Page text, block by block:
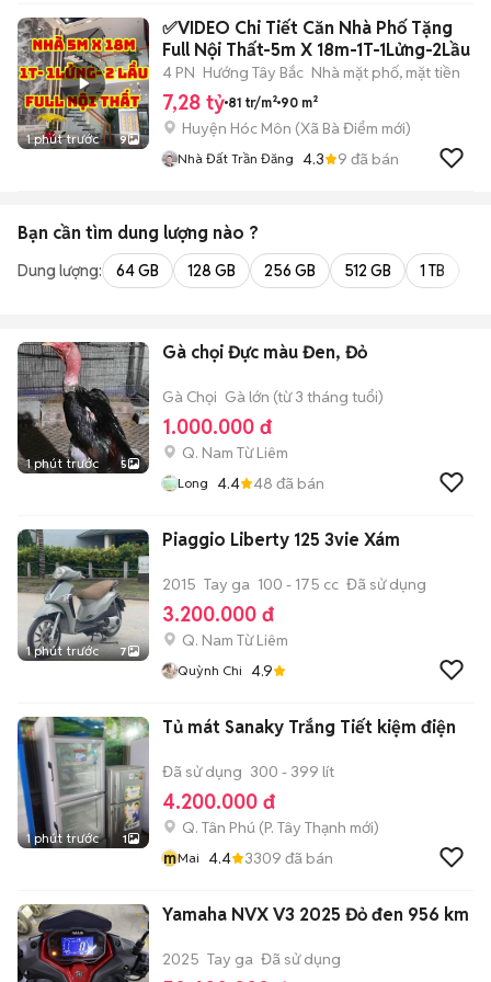
1 phút trước 9
✅VIDEO Chi Tiết Căn Nhà Phố Tặng
Full Nội Thất-5m X 18m-1T-1Lửng-2Lầu
4 PN Hướng Tây Bắc Nhà mặt phố, mặt tiền
7,28 tỷ 81 tr/m² 90 m²
Huyện Hóc Môn (Xã Bà Điểm mới)
Nhà Đất Trần Đăng 4.3 9 đã bán
Bạn cần tìm dung lượng nào ?
Dung lượng: 64 GB 128 GB 256 GB 512 GB 1 TB
1 phút trước 5
Gà chọi Đực màu Đen, Đỏ
Gà Chọi Gà lớn (từ 3 tháng tuổi)
1.000.000 đ
Q. Nam Từ Liêm
Long 4.4 48 đã bán
1 phút trước 7
Piaggio Liberty 125 3vie Xám
2015 Tay ga 100 - 175 cc Đã sử dụng
3.200.000 đ
Q. Nam Từ Liêm
Quỳnh Chi 4.9
1 phút trước 1
Tủ mát Sanaky Trắng Tiết kiệm điện
Đã sử dụng 300 - 399 lít
4.200.000 đ
Q. Tân Phú (P. Tây Thạnh mới)
mMai 4.4 3309 đã bán
Yamaha NVX V3 2025 Đỏ đen 956 km
2025 Tay ga Đã sử dụng